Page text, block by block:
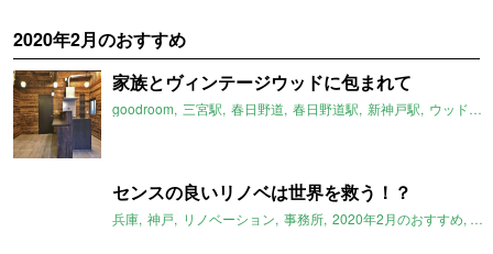
2020年2月のおすすめ
家族とヴィンテージウッドに包まれて
goodroom 三宮駅 春日野道 春日野道駅 新神戸駅 ウッドヴィンテージ
センスの良いリノベは世界を救う！？
兵庫 神戸 リノベーション 事務所 2020年2月のおすすめ